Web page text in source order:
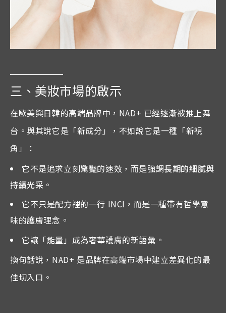
三、美妝市場的啟示
在歐美與日韓的高端品牌中，NAD+ 已經逐漸被推上舞
台。與其說它是「新成分」，不如說它是一種「新視
角」：
它不是追求立刻驚豔的速效，而是強調長期的細膩與
持續光采 。
它不只是配方裡的一行 INCI，而是一種帶有哲學意
味的護膚理念。
它讓「能量」成為奢華護膚的新語彙。
換句話說，NAD+ 是品牌在高端市場中建立差異化的最
佳切入口。